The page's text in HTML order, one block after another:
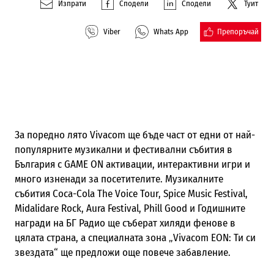
Изпрати Сподели Сподели Туит
Viber Whats App Препоръчай
За поредно лято Vivacom ще бъде част от едни от най-
популярните музикални и фестивални събития в
България с GAME ON активации, интерактивни игри и
много изненади за посетителите. Музикалните
събития Coca-Cola The Voice Tour, Spice Music Festival,
Midalidare Rock, Aura Festival, Phill Good и Годишните
награди на БГ Радио ще съберат хиляди фенове в
цялата страна, а специалната зона „Vivacom EON: Ти си
звездата“ ще предложи още повече забавление.